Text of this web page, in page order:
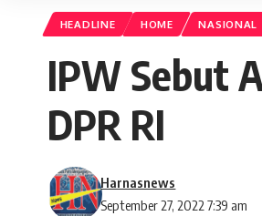
HEADLINE HOME NASIONAL
IPW Sebut
DPR RI
September 27, 2022 7:39 am
Harnasnews